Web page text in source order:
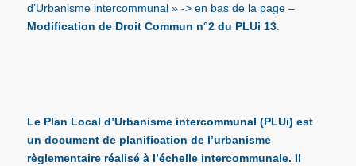
d’Urbanisme intercommunal » -> en bas de la page –
Modification de Droit Commun n°2 du PLUi 13.
Le Plan Local d’Urbanisme intercommunal (PLUi) est
un document de planification de l’urbanisme
règlementaire réalisé à l’échelle intercommunale. Il